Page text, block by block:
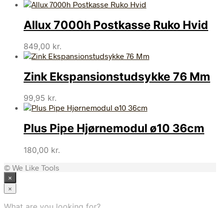
Allux 7000h Postkasse Ruko Hvid
849,00 kr.
Zink Ekspansionstudsykke 76 Mm
99,95 kr.
Plus Pipe Hjørnemodul ø10 36cm
180,00 kr.
© We Like Tools
×
×